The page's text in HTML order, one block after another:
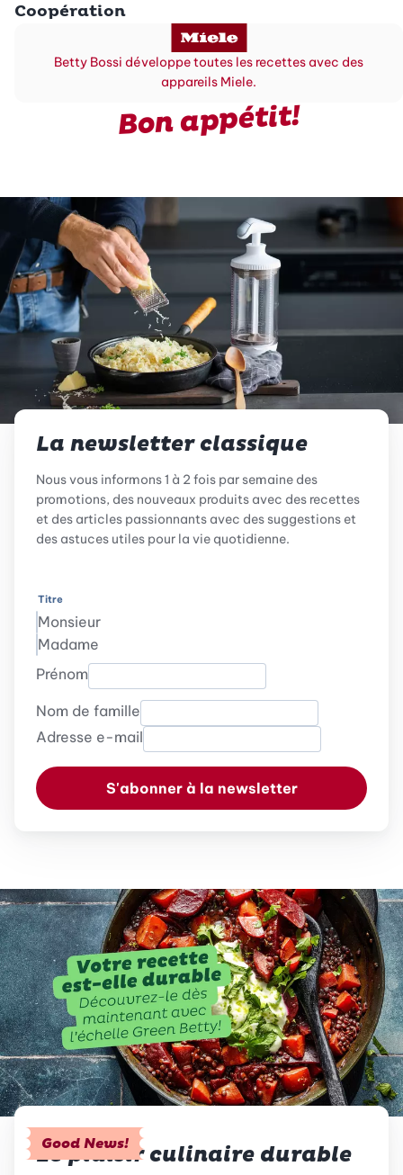
Coopération
Betty Bossi développe toutes les recettes avec des
appareils Miele.
Bon appétit!
La newsletter classique
Nous vous informons 1 à 2 fois par semaine des
promotions, des nouveaux produits avec des recettes
et des articles passionnants avec des suggestions et
des astuces utiles pour la vie quotidienne.
Titre
Monsieur
Madame
Prénom
Nom de famille
Adresse e-mail
S'abonner à la newsletter
Good News!
Le plaisir culinaire durable